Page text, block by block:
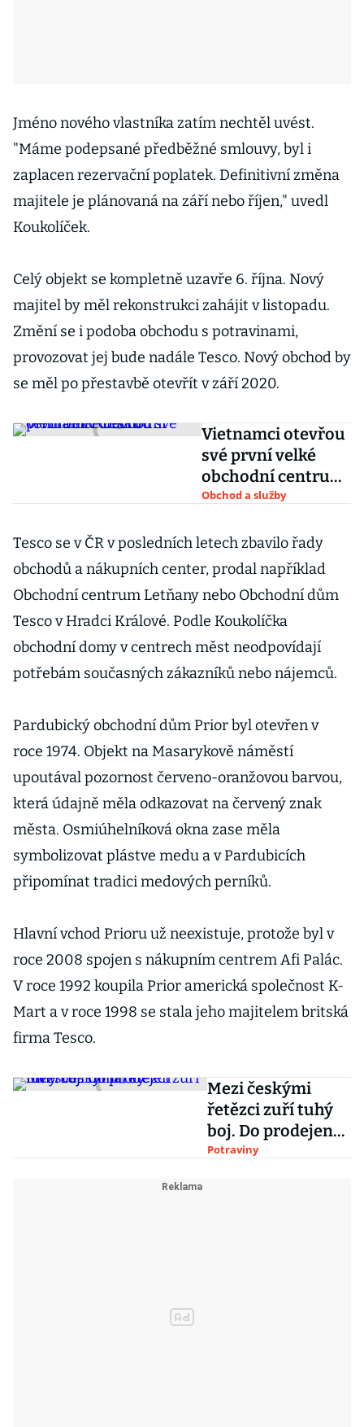
Jméno nového vlastníka zatím nechtěl uvést.
"Máme podepsané předběžné smlouvy, byl i
zaplacen rezervační poplatek. Definitivní změna
majitele je plánovaná na září nebo říjen," uvedl
Koukolíček.
Celý objekt se kompletně uzavře 6. října. Nový
majitel by měl rekonstrukci zahájit v listopadu.
Změní se i podoba obchodu s potravinami,
provozovat jej bude nadále Tesco. Nový obchod by
se měl po přestavbě otevřít v září 2020.
Vietnamci otevřou
své první velké
obchodní centrum
v Česku
Obchod a služby
Tesco se v ČR v posledních letech zbavilo řady
obchodů a nákupních center, prodal například
Obchodní centrum Letňany nebo Obchodní dům
Tesco v Hradci Králové. Podle Koukolíčka
obchodní domy v centrech měst neodpovídají
potřebám současných zákazníků nebo nájemců.
Pardubický obchodní dům Prior byl otevřen v
roce 1974. Objekt na Masarykově náměstí
upoutával pozornost červeno-oranžovou barvou,
která údajně měla odkazovat na červený znak
města. Osmiúhelníková okna zase měla
symbolizovat plástve medu a v Pardubicích
připomínat tradici medových perníků.
Hlavní vchod Prioru už neexistuje, protože byl v
roce 2008 spojen s nákupním centrem Afi Palác.
V roce 1992 koupila Prior americká společnost K-
Mart a v roce 1998 se stala jeho majitelem britská
firma Tesco.
Mezi českými
řetězci zuří tuhý
boj. Do prodejen
investují miliardy
Potraviny